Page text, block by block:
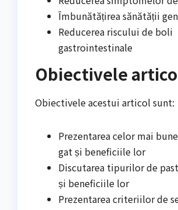
Îmbunătățirea sănătății
Reducerea riscului de boli
gastrointestinale
Obiectivele
Obiectivele acestui articol sunt:
Prezentarea celor mai
gat și beneficiile lor
Discutarea tipurilor de
și beneficiile lor
Prezentarea criteriilor de